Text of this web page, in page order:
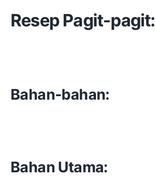
Resep Pagit-pagit:
Bahan-bahan:
Bahan Utama: